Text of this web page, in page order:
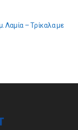
Λαμία – Τρίκαλα με